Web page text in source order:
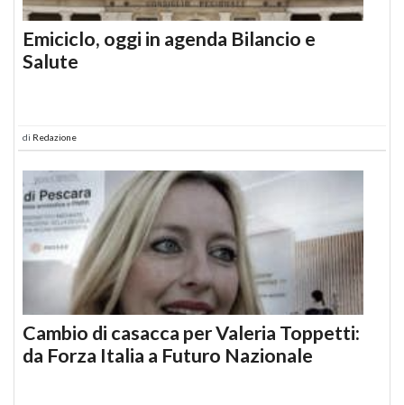
Emiciclo, oggi in agenda Bilancio e
Salute
di Redazione
Cambio di casacca per Valeria Toppetti:
da Forza Italia a Futuro Nazionale